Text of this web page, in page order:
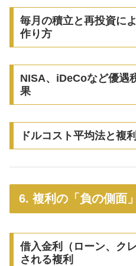
毎月の積立と再投資に
作り方
NISA、iDeCoなど優遇
果
ドルコスト平均法と複
6. 複利の「負の側面
借入金利（ローン、ク
される複利